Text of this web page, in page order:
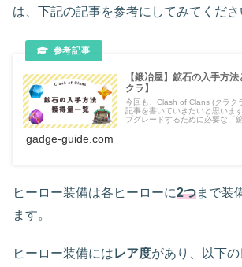
は、下記の記事を参考にしてみてくださ
【鍛冶屋】鉱石の入手方
クラ】
今回も、Clash of Clans (クラク
記事を書いていきたいと思いま
プグレードするために必要な「
gadge-guide.com
ヒーロー装備は各ヒーローに2つまで装
ます。
ヒーロー装備にはレア度があり、以下の